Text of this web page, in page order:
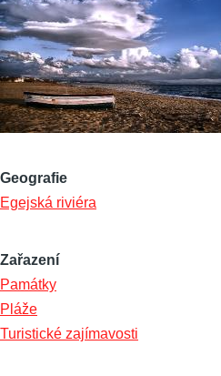
Geografie
Egejská riviéra
Zařazení
Památky
Pláže
Turistické zajímavosti